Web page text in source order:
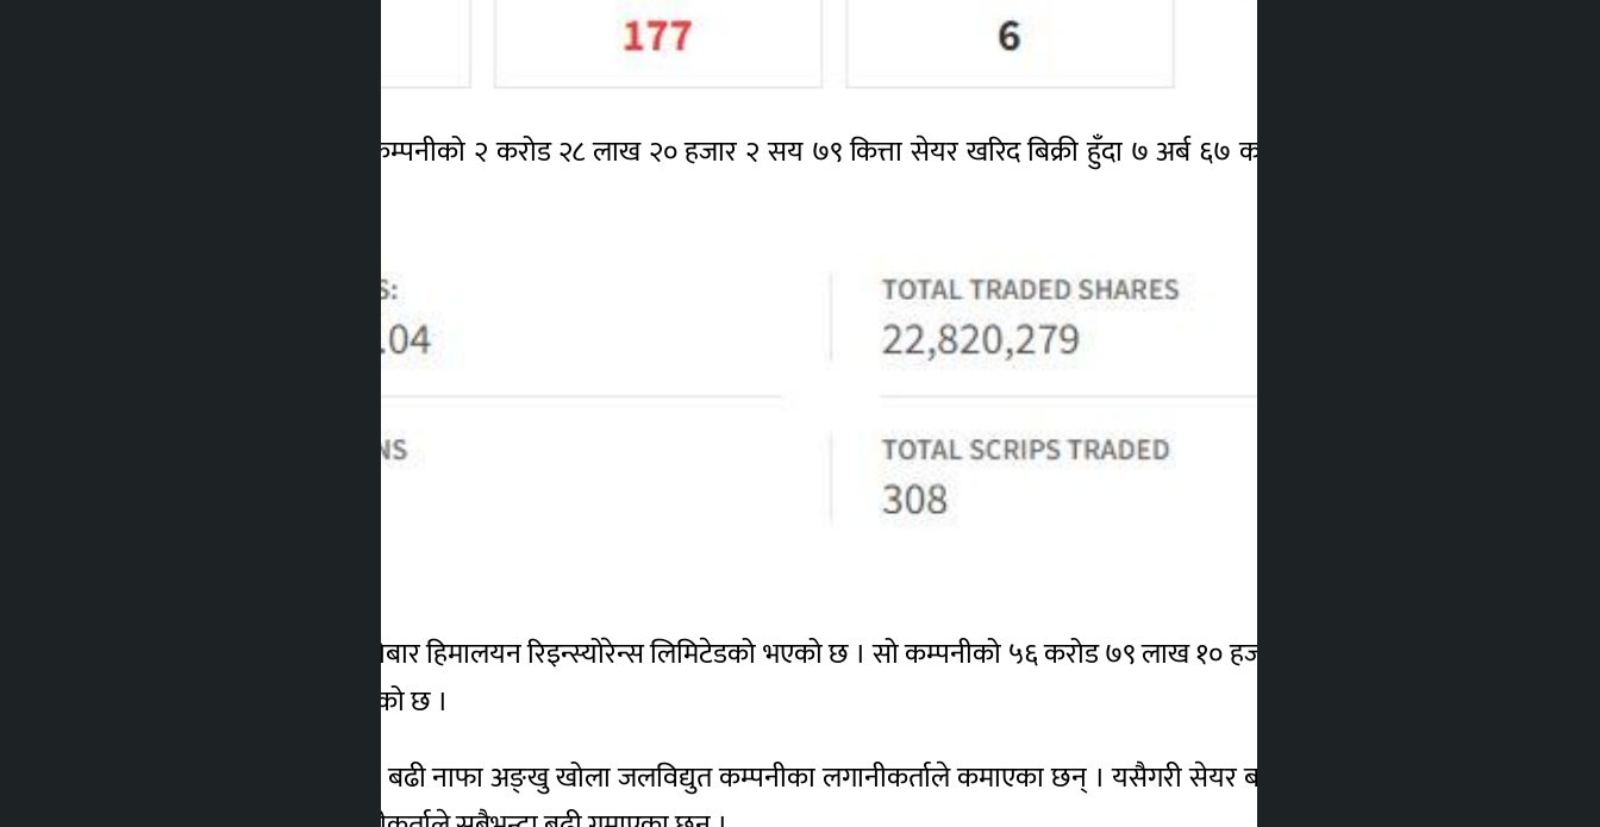
आज नेप्सेमा कुल ३ सय ८ कम्पनीको २ करोड २८ लाख २० हजार २ सय ७९ कित्ता सेयर खरिद बिक्री हुँदा ७ अर्ब ६७ करोड ७७ लाखमाथिको सेयर
आइतबार सबैभन्दा बढी कारोबार हिमालयन रिइन्स्योरेन्स लिमिटेडको भएको छ । सो कम्पनीको ५६ करोड ७९ लाख १० हजार २ सय ४१ रुपैयाँ ९० पैसा
बराबरको सेयर कारोबार भएको छ ।
आज सेयर बजारमा सबैभन्दा बढी नाफा अङ्खु खोला जलविद्युत कम्पनीका लगानीकर्ताले कमाएका छन् । यसैगरी सेयर बजारमा सिइडिबि हाइड्रोपावर